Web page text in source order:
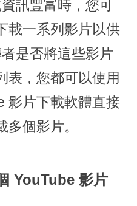
訊豐富時，您可
載一系列影片以供
是否將這些影片
表，您都可以使用
影片下載軟體直接
多個影片。
YouTube 影片